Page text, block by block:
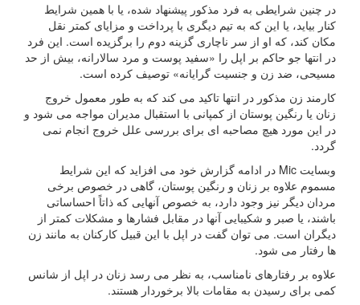
در چنین شرایطی به فرد مذکور پیشنهاد شده، یا با همین شرایط
کنار بیاید، یا این که به تیم دیگری با پرداخت و مزایای کمتر نقل
مکان کند، که او از سر ناچاری گزینه دوم را برگزیده است. این فرد
در انتها جو حاکم بر اپل را «سفید پوست و مرد سالارانه، بیش از حد
مسیحی، ضد زن و جنسیت گرایانه» توصیف کرده است.
کارمند زن مذکور در انتها تاکید می کند که به طور معمول خروج
زنان یا رنگین پوستان از کمپانی با استقبال مدیران مواجه می شود و
در این مورد هیچ مصاحبه ای برای بررسی علل خروج انجام نمی
گردد.
وبسایت Mic در ادامه گزارش خود می افزاید که این شرایط
مسموم علاوه بر زنان و رنگین پوستان، گاهی در خصوص برخی
مردان دیگر نیز وجود دارد، به خصوص آنهایی که ذاتاً احساساتی
باشند، یا صبر و شکیبایی آنها در مقابل فشارها و مشکلات کمتر از
دیگران است. می توان گفت در اپل با این قبیل کارکنان به مانند زن
ها رفتار می شود.
علاوه بر رفتارهای نامناسب، به نظر می رسد زنان در اپل از شانس
کمی برای رسیدن به مقامات بالا برخوردار هستند.